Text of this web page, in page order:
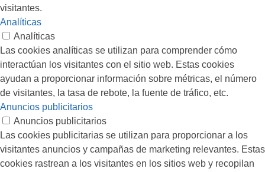
visitantes.
Analíticas
Analíticas
Las cookies analíticas se utilizan para comprender cómo
interactúan los visitantes con el sitio web. Estas cookies
ayudan a proporcionar información sobre métricas, el número
de visitantes, la tasa de rebote, la fuente de tráfico, etc.
Anuncios publicitarios
Anuncios publicitarios
Las cookies publicitarias se utilizan para proporcionar a los
visitantes anuncios y campañas de marketing relevantes. Estas
cookies rastrean a los visitantes en los sitios web y recopilan